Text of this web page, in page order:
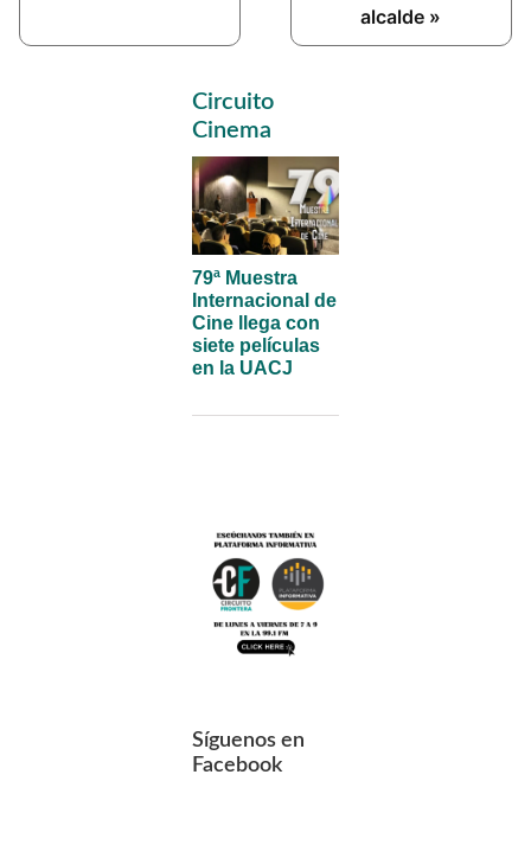
alcalde »
Primary
Sidebar
Circuito
Cinema
79ª Muestra
Internacional de
Cine llega con
siete películas
en la UACJ
Síguenos en
Facebook